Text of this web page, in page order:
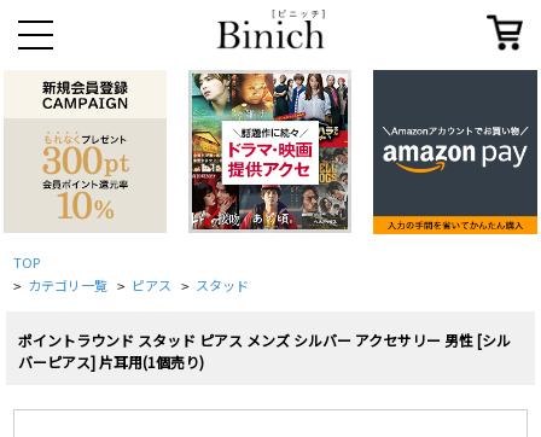
TOP
> カテゴリ一覧 > ピアス > スタッド
ポイントラウンド スタッド ピアス メンズ シルバー アクセサリー 男性 [シル
バーピアス] 片耳用(1個売り)